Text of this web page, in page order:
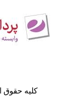
کلیه حقوق